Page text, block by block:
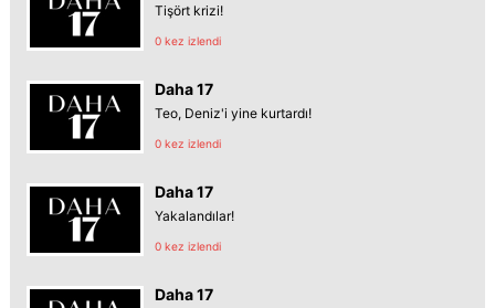
Tişört krizi!
0 kez izlendi
Daha 17
Teo, Deniz'i yine kurtardı!
0 kez izlendi
Daha 17
Yakalandılar!
0 kez izlendi
Daha 17